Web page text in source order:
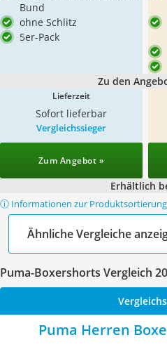
Bund
ohne Schlitz
5er-Pack
Zu den
Lieferzeit
Sofort lieferbar
Vergleichssieger
Zum Angebot »
Erhältlich
ⓘ Informationen zur
Ähnliche Vergleiche
Puma-Boxershorts Vergleich
Puma Herren